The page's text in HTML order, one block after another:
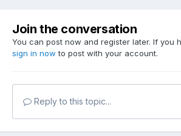
Join the conversation
You can post now and register later. If you
sign in now to post with your account.
Reply to this topic...